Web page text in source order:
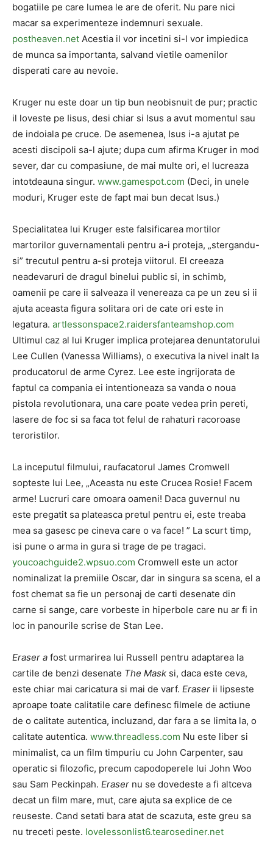
bogatiile pe care lumea le are de oferit. Nu pare nici
macar sa experimenteze indemnuri sexuale.
postheaven.net Acestia il vor incetini si-l vor impiedica
de munca sa importanta, salvand vietile oamenilor
disperati care au nevoie.
Kruger nu este doar un tip bun neobisnuit de pur; practic
il loveste pe Iisus, desi chiar si Isus a avut momentul sau
de indoiala pe cruce. De asemenea, Isus i-a ajutat pe
acesti discipoli sa-l ajute; dupa cum afirma Kruger in mod
sever, dar cu compasiune, de mai multe ori, el lucreaza
intotdeauna singur. www.gamespot.com (Deci, in unele
moduri, Kruger este de fapt mai bun decat Isus.)
Specialitatea lui Kruger este falsificarea mortilor
martorilor guvernamentali pentru a-i proteja, „stergandu-
si” trecutul pentru a-si proteja viitorul. El creeaza
neadevaruri de dragul binelui public si, in schimb,
oamenii pe care ii salveaza il venereaza ca pe un zeu si ii
ajuta aceasta figura solitara ori de cate ori este in
legatura. artlessonspace2.raidersfanteamshop.com
Ultimul caz al lui Kruger implica protejarea denuntatorului
Lee Cullen (Vanessa Williams), o executiva la nivel inalt la
producatorul de arme Cyrez. Lee este ingrijorata de
faptul ca compania ei intentioneaza sa vanda o noua
pistola revolutionara, una care poate vedea prin pereti,
lasere de foc si sa faca tot felul de rahaturi racoroase
teroristilor.
La inceputul filmului, raufacatorul James Cromwell
sopteste lui Lee, „Aceasta nu este Crucea Rosie! Facem
arme! Lucruri care omoara oameni! Daca guvernul nu
este pregatit sa plateasca pretul pentru ei, este treaba
mea sa gasesc pe cineva care o va face! ” La scurt timp,
isi pune o arma in gura si trage de pe tragaci.
youcoachguide2.wpsuo.com Cromwell este un actor
nominalizat la premiile Oscar, dar in singura sa scena, el a
fost chemat sa fie un personaj de carti desenate din
carne si sange, care vorbeste in hiperbole care nu ar fi in
loc in panourile scrise de Stan Lee.
Eraser a fost urmarirea lui Russell pentru adaptarea la
cartile de benzi desenate The Mask si, daca este ceva,
este chiar mai caricatura si mai de varf. Eraser ii lipseste
aproape toate calitatile care definesc filmele de actiune
de o calitate autentica, incluzand, dar fara a se limita la, o
calitate autentica. www.threadless.com Nu este liber si
minimalist, ca un film timpuriu cu John Carpenter, sau
operatic si filozofic, precum capodoperele lui John Woo
sau Sam Peckinpah. Eraser nu se dovedeste a fi altceva
decat un film mare, mut, care ajuta sa explice de ce
reuseste. Cand setati bara atat de scazuta, este greu sa
nu treceti peste. lovelessonlist6.tearosediner.net